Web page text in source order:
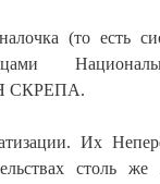
(то есть
СКРЕПА.
Их
столь